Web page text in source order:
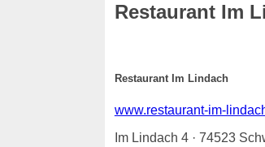
Restaurant Im
Restaurant Im Lindach
www.restaurant-im-
Im Lindach 4 · 74523